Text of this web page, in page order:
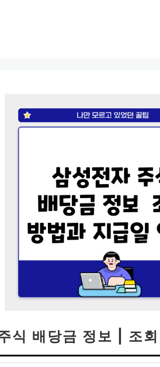
식 배당금 정보 | 조